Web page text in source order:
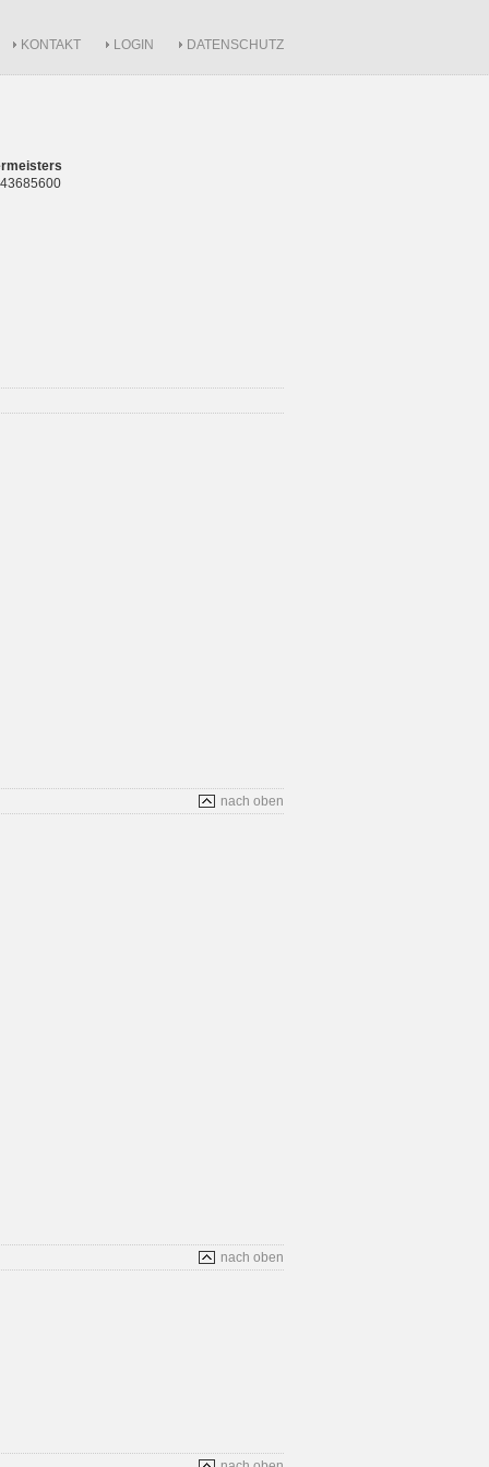
KONTAKT LOGIN DATENSCHUTZ
nach oben
nach oben